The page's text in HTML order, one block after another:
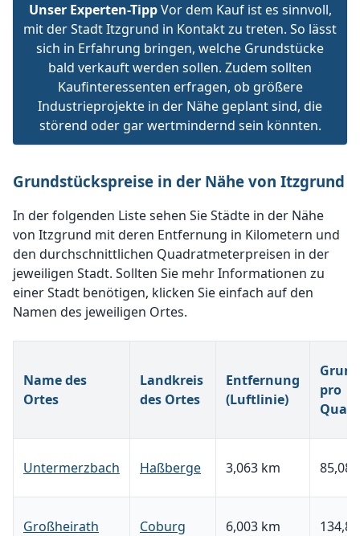
Unser Experten-TippVor dem Kauf ist es sinnvoll,
mit der Stadt Itzgrund in Kontakt zu treten. So lässt
sich in Erfahrung bringen, welche Grundstücke
bald verkauft werden sollen. Zudem sollten
Kaufinteressenten erfragen, ob größere
Industrieprojekte in der Nähe geplant sind, die
störend oder gar wertmindernd sein könnten.
Grundstückspreise in der Nähe von Itzgrund
In der folgenden Liste sehen Sie Städte in der Nähe
von Itzgrund mit deren Entfernung in Kilometern und
den durchschnittlichen Quadratmeterpreisen in der
jeweiligen Stadt. Sollten Sie mehr Informationen zu
einer Stadt benötigen, klicken Sie einfach auf den
Namen des jeweiligen Ortes.
Name des
Ortes
Landkreis
des Ortes
Entfernung
(Luftlinie)
pro
Untermerzbach Haßberge 3,063 km 85,08
Großheirath Coburg 6,003 km